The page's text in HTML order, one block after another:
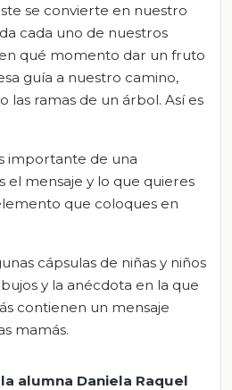
se convierte en nuestro
cada uno de nuestros
qué momento dar un fruto
guía a nuestro camino,
las ramas de un árbol. Así es
importante de una
el mensaje y lo que quieres
que coloques en
cápsulas de niñas y niños
y la anécdota en la que
contienen un mensaje
mamás.
alumna Daniela Raquel